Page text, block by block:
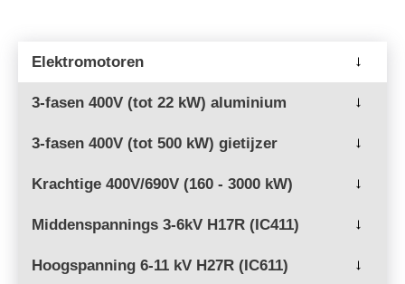
Elektromotoren →
3-fasen 400V (tot 22 kW) aluminium →
3-fasen 400V (tot 500 kW) gietijzer →
Krachtige 400V/690V (160 - 3000 kW) →
Middenspannings 3-6kV H17R (IC411) →
Hoogspanning 6-11 kV H27R (IC611) →